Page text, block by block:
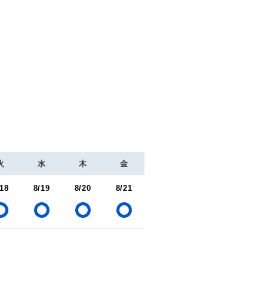
水 木 金
8/19 8/20 8/21